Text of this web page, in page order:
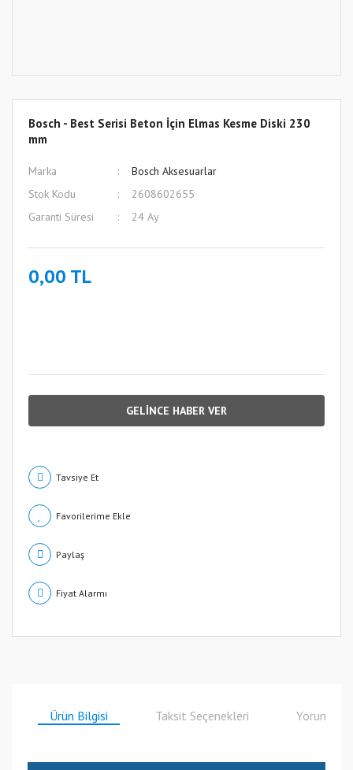
Bosch - Best Serisi Beton İçin Elmas Kesme Diski 230
mm
Marka
Bosch Aksesuarlar
Stok Kodu
2608602655
Garanti Süresi
24 Ay
0,00 TL
GELİNCE HABER VER
Tavsiye Et
Paylaş
Fiyat Alarmı
Ürün Bilgisi Taksit Seçenekleri Yorumlar